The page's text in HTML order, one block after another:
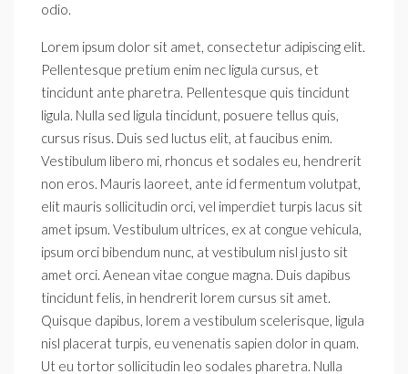
odio.
Lorem ipsum dolor sit amet, consectetur adipiscing elit.
Pellentesque pretium enim nec ligula cursus, et
tincidunt ante pharetra. Pellentesque quis tincidunt
ligula. Nulla sed ligula tincidunt, posuere tellus quis,
cursus risus. Duis sed luctus elit, at faucibus enim.
Vestibulum libero mi, rhoncus et sodales eu, hendrerit
non eros. Mauris laoreet, ante id fermentum volutpat,
elit mauris sollicitudin orci, vel imperdiet turpis lacus sit
amet ipsum. Vestibulum ultrices, ex at congue vehicula,
ipsum orci bibendum nunc, at vestibulum nisl justo sit
amet orci. Aenean vitae congue magna. Duis dapibus
tincidunt felis, in hendrerit lorem cursus sit amet.
Quisque dapibus, lorem a vestibulum scelerisque, ligula
nisl placerat turpis, eu venenatis sapien dolor in quam.
Ut eu tortor sollicitudin leo sodales pharetra. Nulla